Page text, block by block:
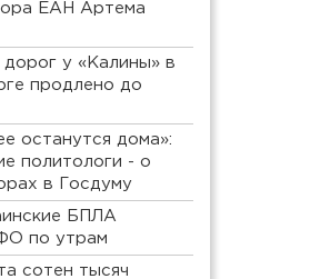
ЕАН Артема
дорог у «Калины» в
продлено до
останутся дома»:
политологи - о
в Госдуму
БПЛА
по утрам
сотен тысяч